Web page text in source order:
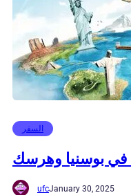
السفر
في بوسنيا وهرسك
ufcJanuary 30, 2025